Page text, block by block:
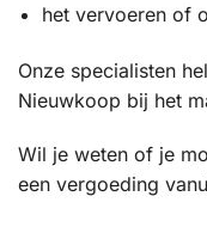
het vervoeren of
Onze specialisten
Nieuwkoop bij het
Wil je weten of je
een vergoeding